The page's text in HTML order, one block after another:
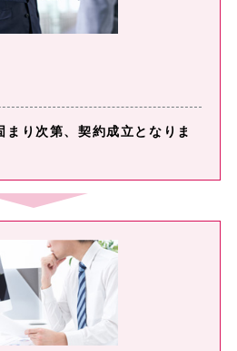
り次第、契約成⽴となりま